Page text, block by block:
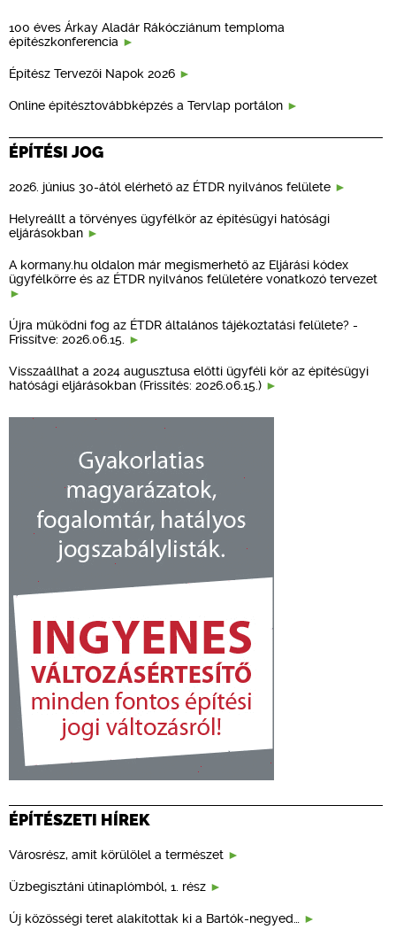
100 éves Árkay Aladár Rákócziánum temploma
építészkonferencia
Építész Tervezői Napok 2026
Online építésztovábbképzés a Tervlap portálon
ÉPÍTÉSI JOG
2026. június 30-ától elérhető az ÉTDR nyilvános felülete
Helyreállt a törvényes ügyfélkör az építésügyi hatósági
eljárásokban
A kormany.hu oldalon már megismerhető az Eljárási kódex
ügyfélkörre és az ÉTDR nyilvános felületére vonatkozó tervezet
Újra működni fog az ÉTDR általános tájékoztatási felülete? -
Frissítve: 2026.06.15.
Visszaállhat a 2024 augusztusa előtti ügyféli kör az építésügyi
hatósági eljárásokban (Frissítés: 2026.06.15.)
ÉPÍTÉSZETI HÍREK
Városrész, amit körülölel a természet
Üzbegisztáni útinaplómból, 1. rész
Új közösségi teret alakítottak ki a Bartók-negyed…